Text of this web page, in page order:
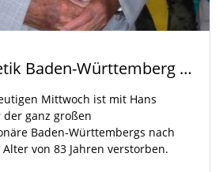
Die Leichtathletik Baden-Württemberg trauert um Hans Motzenbäcker
Mittwoch ist mit Hans
ganz großen
Baden-Württembergs nach
von 83 Jahren verstorben.